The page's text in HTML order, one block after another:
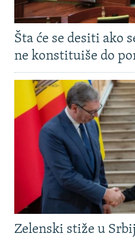
Šta će se desiti ako
ne konstituiše do
Zelenski stiže u